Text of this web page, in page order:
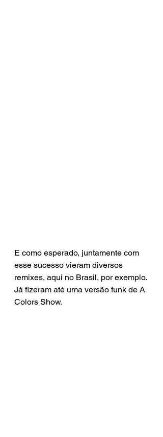
E como esperado, juntamente com
esse sucesso vieram diversos
remixes, aqui no Brasil, por exemplo.
Já fizeram até uma versão funk de A
Colors Show.